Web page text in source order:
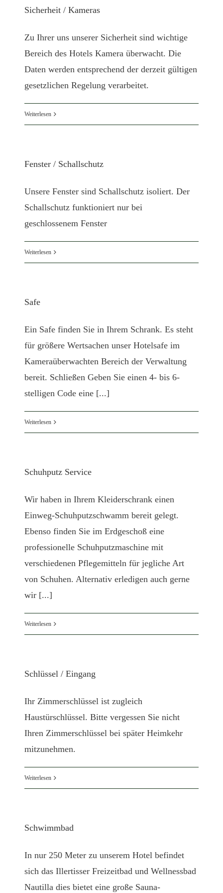
Sicherheit / Kameras
Zu Ihrer uns unserer Sicherheit sind wichtige
Bereich des Hotels Kamera überwacht. Die
Daten werden entsprechend der derzeit gültigen
gesetzlichen Regelung verarbeitet.
Weiterlesen
Fenster / Schallschutz
Unsere Fenster sind Schallschutz isoliert. Der
Schallschutz funktioniert nur bei
geschlossenem Fenster
Weiterlesen
Safe
Ein Safe finden Sie in Ihrem Schrank. Es steht
für größere Wertsachen unser Hotelsafe im
Kameraüberwachten Bereich der Verwaltung
bereit. Schließen Geben Sie einen 4- bis 6-
stelligen Code eine [...]
Weiterlesen
Schuhputz Service
Wir haben in Ihrem Kleiderschrank einen
Einweg-Schuhputzschwamm bereit gelegt.
Ebenso finden Sie im Erdgeschoß eine
professionelle Schuhputzmaschine mit
verschiedenen Pflegemitteln für jegliche Art
von Schuhen. Alternativ erledigen auch gerne
wir [...]
Weiterlesen
Schlüssel / Eingang
Ihr Zimmerschlüssel ist zugleich
Haustürschlüssel. Bitte vergessen Sie nicht
Ihren Zimmerschlüssel bei später Heimkehr
mitzunehmen.
Weiterlesen
Schwimmbad
In nur 250 Meter zu unserem Hotel befindet
sich das Illertisser Freizeitbad und Wellnessbad
Nautilla dies bietet eine große Sauna-